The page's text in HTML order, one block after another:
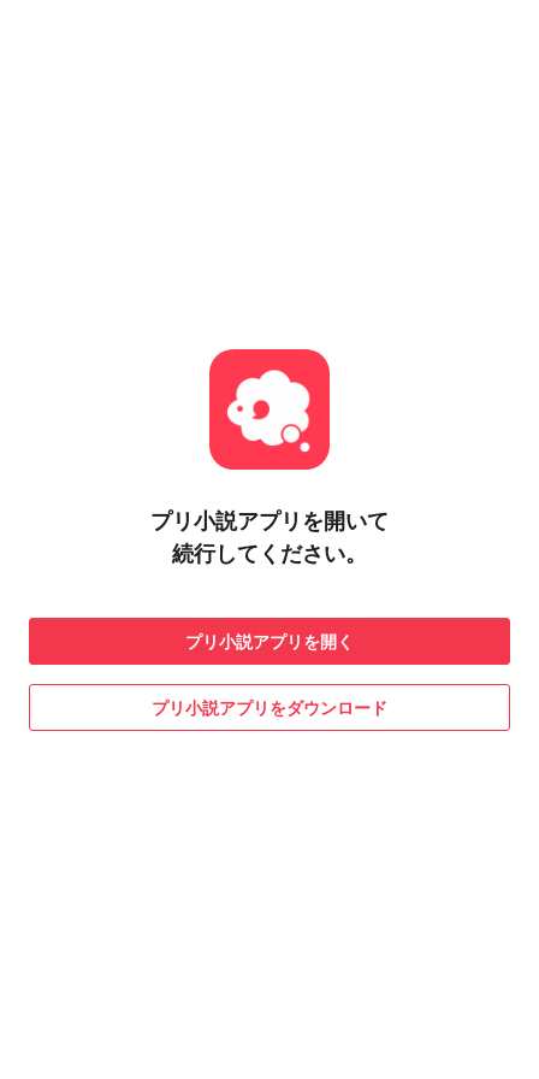
プリ小説アプリを開いて
続行してください。
プリ小説アプリを開く
プリ小説アプリをダウンロード